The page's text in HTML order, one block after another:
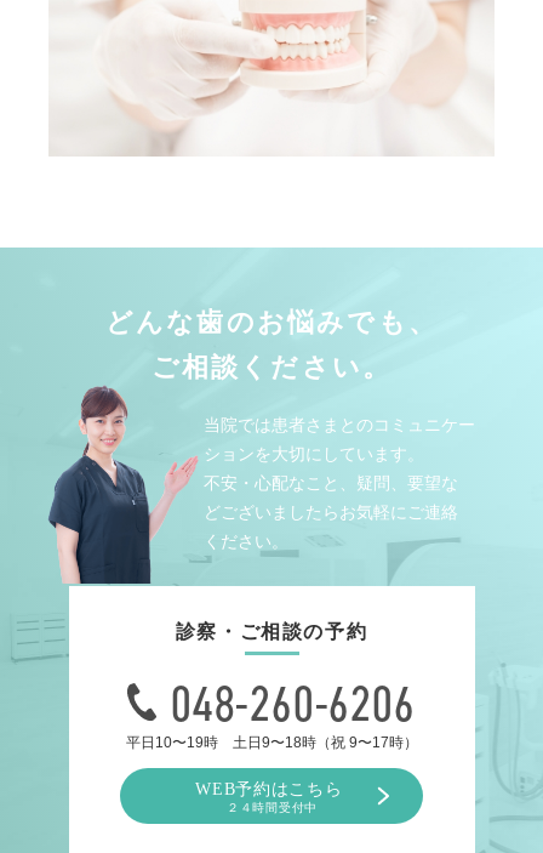
どんな歯のお悩みでも、
ご相談ください。
当院では患者さまとのコミュニケー
ションを大切にしています。
不安・心配なこと、疑問、要望な
どございましたらお気軽にご連絡
ください。
診察・ご相談の予約
048-260-6206
平日10〜19時 土日9〜18時（祝 9〜17時）